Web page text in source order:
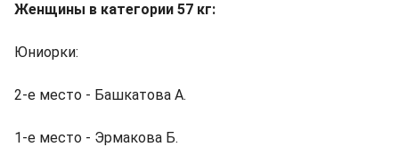
Женщины в категории 57 кг:
Юниорки:
2-е место - Башкатова А.
1-е место - Эрмакова Б.